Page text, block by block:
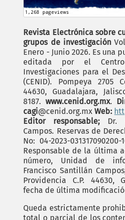
Revista Electrónica sobre
grupos de investigación
Enero - Junio 2026. Es una
editada por el
Investigaciones para el
(CENID). Pompeya 2705
44630, Guadalajara,
8187.www.cenid.org.mx.
cagi@cenid.org.mxWeb:
Editor responsable;Dr.
Campos. Reservas de
No: 04-2023-
Responsable de la última
número, Unidad de
Francisco Santillán
Providencia C.P. 44630,
fecha de última
Queda estrictamente
total o parcial de los